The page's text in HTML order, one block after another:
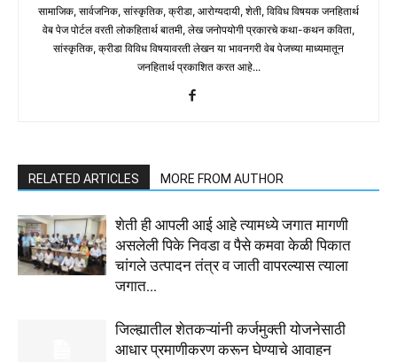
सामाजिक, सार्वजनिक, सांस्कृतिक, क्रीडा, आरोग्यदायी, शेती, विविध विषयक जनहितार्थ
वेब पेज पोर्टल वरती लोकहितार्थ बातमी, लेख जनोपयोगी प्रकारचे कथा-कथन कविता,
सांस्कृतिक, क्रीडा विविध विषयावरती लेखन या भावनगरी वेब पेजच्या माध्यमातून
जनहितार्थ प्रकाशित करत आहे...
RELATED ARTICLES MORE FROM AUTHOR
शेती ही आपली आई आहे त्यामध्ये जगात मागणी
असलेली पिके निवडा व पैसे कमवा केळी पिकात
चांगले उत्पादन तंत्र व जाती वापरल्यास त्याला
जगात...
जिल्ह्यातील शेतकऱ्यांनी कर्जमुक्ती योजनेसाठी
आधार प्रमाणीकरण करून घेण्याचे आवाहन